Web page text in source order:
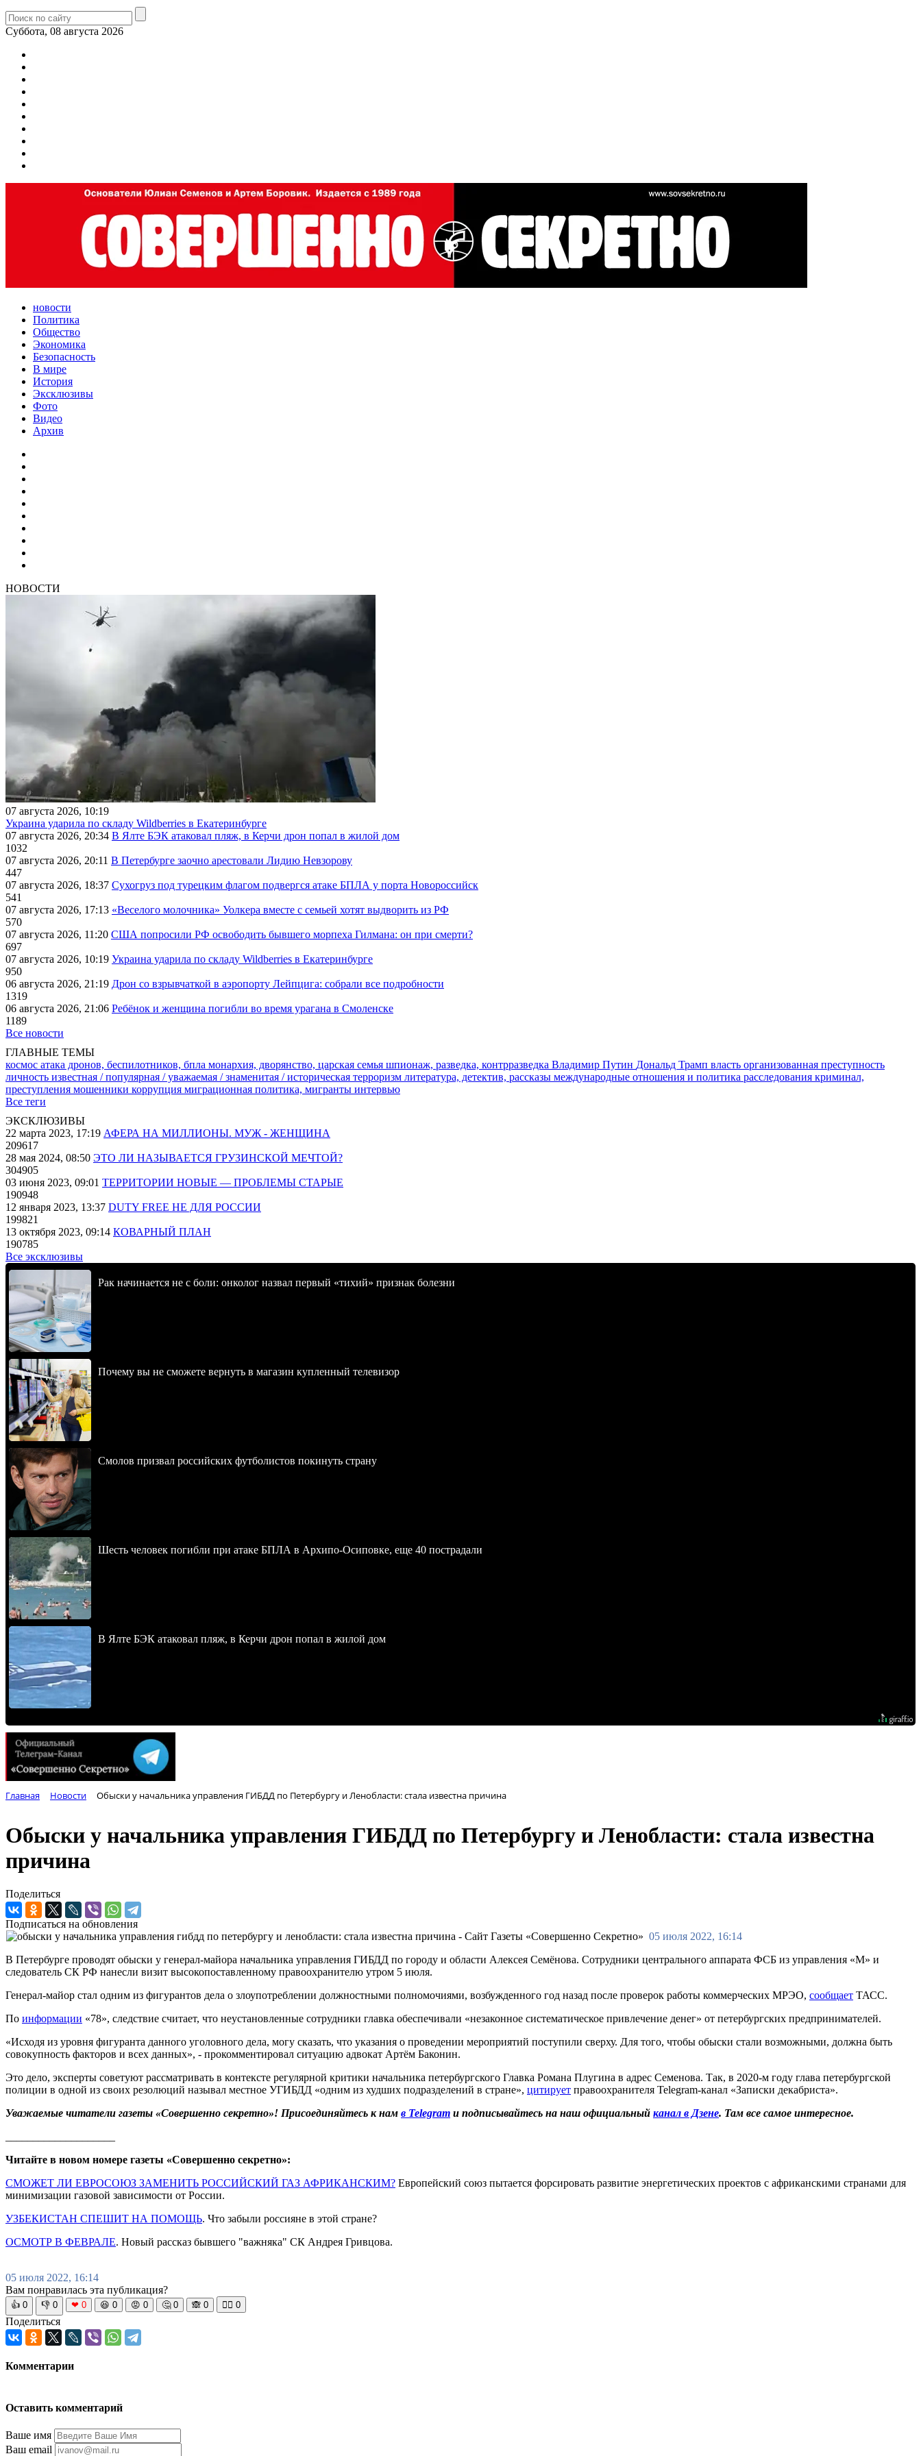
Суббота, 08 августа 2026
новости
Политика
Общество
Экономика
Безопасность
В мире
История
Эксклюзивы
Фото
Видео
Архив
НОВОСТИ
07 августа 2026, 10:19
Украина ударила по складу Wildberries в Екатеринбурге
07 августа 2026, 20:34 В Ялте БЭК атаковал пляж, в Керчи дрон попал в жилой дом
1032
07 августа 2026, 20:11 В Петербурге заочно арестовали Лидию Невзорову
447
07 августа 2026, 18:37 Сухогруз под турецким флагом подвергся атаке БПЛА у порта Новороссийск
541
07 августа 2026, 17:13 «Веселого молочника» Уолкера вместе с семьей хотят выдворить из РФ
570
07 августа 2026, 11:20 США попросили РФ освободить бывшего морпеха Гилмана: он при смерти?
697
07 августа 2026, 10:19 Украина ударила по складу Wildberries в Екатеринбурге
950
06 августа 2026, 21:19 Дрон со взрывчаткой в аэропорту Лейпцига: собрали все подробности
1319
06 августа 2026, 21:06 Ребёнок и женщина погибли во время урагана в Смоленске
1189
Все новости
ГЛАВНЫЕ ТЕМЫ
космос атака дронов, беспилотников, бпла монархия, дворянство, царская семья шпионаж, разведка, контрразведка Владимир Путин Дональд Трамп власть организованная преступность
личность известная / популярная / уважаемая / знаменитая / историческая терроризм литература, детектив, рассказы международные отношения и политика расследования криминал,
преступления мошенники коррупция миграционная политика, мигранты интервью
Все теги
ЭКСКЛЮЗИВЫ
22 марта 2023, 17:19 АФЕРА НА МИЛЛИОНЫ. МУЖ - ЖЕНЩИНА
209617
28 мая 2024, 08:50 ЭТО ЛИ НАЗЫВАЕТСЯ ГРУЗИНСКОЙ МЕЧТОЙ?
304905
03 июня 2023, 09:01 ТЕРРИТОРИИ НОВЫЕ — ПРОБЛЕМЫ СТАРЫЕ
190948
12 января 2023, 13:37 DUTY FREE НЕ ДЛЯ РОССИИ
199821
13 октября 2023, 09:14 КОВАРНЫЙ ПЛАН
190785
Все эксклюзивы
Рак начинается не с боли: онколог назвал первый «тихий» признак болезни
Почему вы не сможете вернуть в магазин купленный телевизор
Смолов призвал российских футболистов покинуть страну
Шесть человек погибли при атаке БПЛА в Архипо-Осиповке, еще 40 пострадали
В Ялте БЭК атаковал пляж, в Керчи дрон попал в жилой дом
Главная Новости Обыски у начальника управления ГИБДД по Петербургу и Ленобласти: стала известна причина
Обыски у начальника управления ГИБДД по Петербургу и Ленобласти: стала известна
причина
Поделиться
Подписаться на обновления
05 июля 2022, 16:14
В Петербурге проводят обыски у генерал-майора начальника управления ГИБДД по городу и области Алексея Семёнова. Сотрудники центрального аппарата ФСБ из управления «М» и
следователь СК РФ нанесли визит высокопоставленному правоохранителю утром 5 июля.
Генерал-майор стал одним из фигурантов дела о злоупотреблении должностными полномочиями, возбужденного год назад после проверок работы коммерческих МРЭО, сообщает ТАСС.
По информации «78», следствие считает, что неустановленные сотрудники главка обеспечивали «незаконное систематическое привлечение денег» от петербургских предпринимателей.
«Исходя из уровня фигуранта данного уголовного дела, могу сказать, что указания о проведении мероприятий поступили сверху. Для того, чтобы обыски стали возможными, должна быть
совокупность факторов и всех данных», - прокомментировал ситуацию адвокат Артём Баконин.
Это дело, эксперты советуют рассматривать в контексте регулярной критики начальника петербургского Главка Романа Плугина в адрес Семенова. Так, в 2020-м году глава петербургской
полиции в одной из своих резолюций называл местное УГИБДД «одним из худших подразделений в стране», цитирует правоохранителя Telegram-канал «Записки декабриста».
Уважаемые читатели газеты «Совершенно секретно»! Присоединяйтесь к нам в Telegram и подписывайтесь на наш официальный канал в Дзене. Там все самое интересное.
Читайте в новом номере газеты «Совершенно секретно»:
СМОЖЕТ ЛИ ЕВРОСОЮЗ ЗАМЕНИТЬ РОССИЙСКИЙ ГАЗ АФРИКАНСКИМ? Европейский союз пытается форсировать развитие энергетических проектов с африканскими странами для
минимизации газовой зависимости от России.
УЗБЕКИСТАН СПЕШИТ НА ПОМОЩЬ. Что забыли россияне в этой стране?
ОСМОТР В ФЕВРАЛЕ. Новый рассказ бывшего "важняка" СК Андрея Гривцова.
05 июля 2022, 16:14
Вам понравилась эта публикация?
👍 0 👎 0 ❤ 0 😆 0 😡 0 🤔 0 🙈 0 🧘‍♀️ 0
Поделиться
Комментарии
Оставить комментарий
Ваше имя
Ваш email